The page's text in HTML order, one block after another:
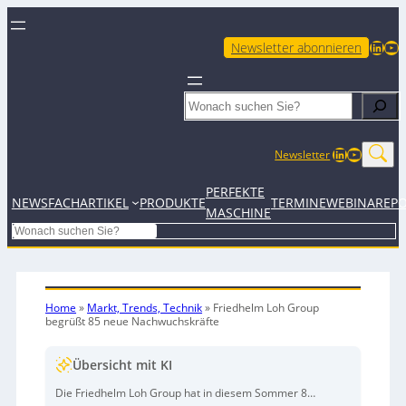
Newsletter abonnieren LinkedIn YouTube
Search
NewsletterLinkedIn
NEWSFACHARTIKEL PRODUKTE
PERFEKTE
MASCHINE
TERMINEWEBINARE
Search
Home » Markt, Trends, Technik» Friedhelm Loh Group
begrüßt 85 neue Nachwuchskräfte
Übersicht mit KI
Die Friedhelm Loh Group hat in diesem Sommer 85